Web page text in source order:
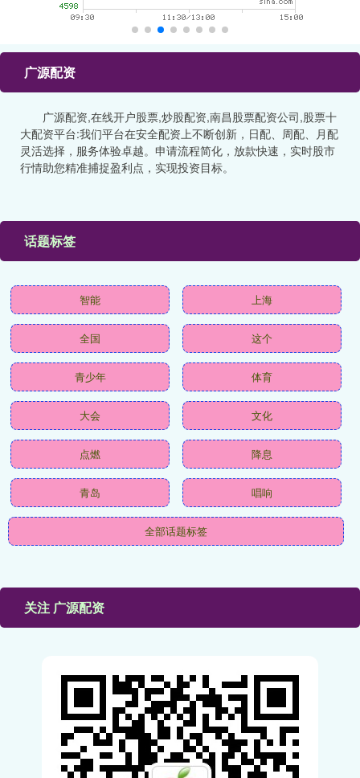
广源配资
广源配资,在线开户股票,炒股配资,南昌股票配资公司,股票十
大配资平台:我们平台在安全配资上不断创新，日配、周配、月配
灵活选择，服务体验卓越。申请流程简化，放款快速，实时股市
行情助您精准捕捉盈利点，实现投资目标。
话题标签
智能 上海
全国 这个
青少年 体育
大会 文化
点燃 降息
青岛 唱响
全部话题标签
关注 广源配资